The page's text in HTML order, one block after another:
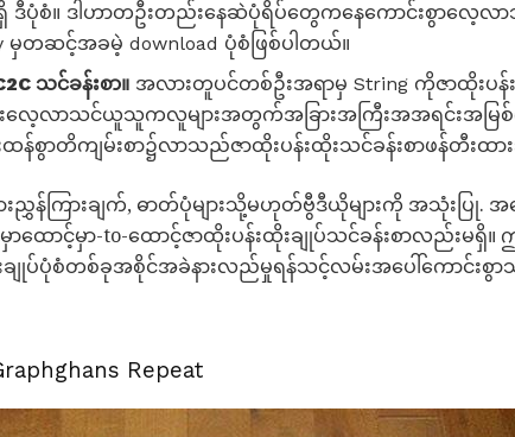
ပုံစံ။ ဒါဟာတဦးတည်းနေဆဲပုံရိပ်တွေကနေကောင်းစွာလေ့လ
မှတဆင့်အခမဲ့ download ပုံစံဖြစ်ပါတယ်။
သင်ခန်းစာ။ အလားတူပင်တစ်ဦးအရာမှ String ကိုဇာထိုးပ
လေ့လာသင်ယူသူကလူများအတွက်အခြားအကြီးအအရင်းအမြစ်
န်စွာတိကျမ်းစာ၌လာသည်ဇာထိုးပန်းထိုးသင်ခန်းစာဖန်တီးထာ
းညွှန်ကြားချက်, ဓာတ်ပုံများသို့မဟုတ်ဗွီဒီယိုများကို အသုံးပြု.
င့်မှာ-to-ထောင့်ဇာထိုးပန်းထိုးချုပ်သင်ခန်းစာလည်းမရှိ။ ဤ
ပ်ပုံစံတစ်ခုအစိုင်အခဲနားလည်မှုရန်သင့်လမ်းအပေါ်ကောင်းစွ
Repeat